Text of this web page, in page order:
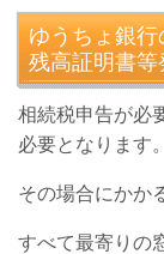
ゆうちょ銀行
残高証明書
相続税申告が必
必要となります。
その場合にかか
すべて最寄りの